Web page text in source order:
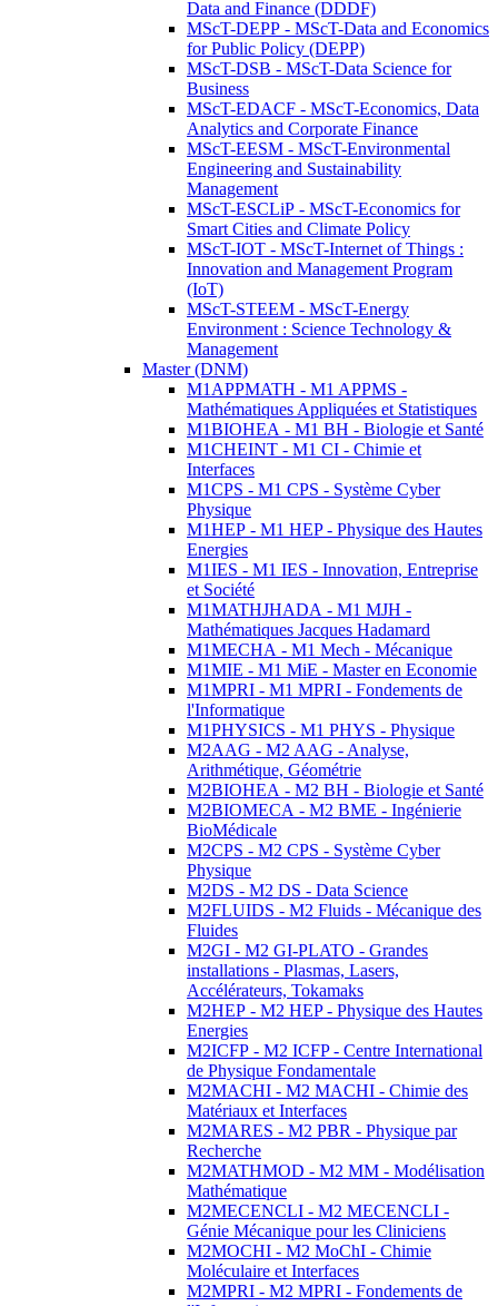
Data and Finance (DDDF)
MScT-DEPP - MScT-Data and Economics
for Public Policy (DEPP)
MScT-DSB - MScT-Data Science for
Business
MScT-EDACF - MScT-Economics, Data
Analytics and Corporate Finance
MScT-EESM - MScT-Environmental
Engineering and Sustainability
Management
MScT-ESCLiP - MScT-Economics for
Smart Cities and Climate Policy
MScT-IOT - MScT-Internet of Things :
Innovation and Management Program
(IoT)
MScT-STEEM - MScT-Energy
Environment : Science Technology &
Management
Master (DNM)
M1APPMATH - M1 APPMS -
Mathématiques Appliquées et Statistiques
M1BIOHEA - M1 BH - Biologie et Santé
M1CHEINT - M1 CI - Chimie et
Interfaces
M1CPS - M1 CPS - Système Cyber
Physique
M1HEP - M1 HEP - Physique des Hautes
Energies
M1IES - M1 IES - Innovation, Entreprise
et Société
M1MATHJHADA - M1 MJH -
Mathématiques Jacques Hadamard
M1MECHA - M1 Mech - Mécanique
M1MIE - M1 MiE - Master en Economie
M1MPRI - M1 MPRI - Fondements de
l'Informatique
M1PHYSICS - M1 PHYS - Physique
M2AAG - M2 AAG - Analyse,
Arithmétique, Géométrie
M2BIOHEA - M2 BH - Biologie et Santé
M2BIOMECA - M2 BME - Ingénierie
BioMédicale
M2CPS - M2 CPS - Système Cyber
Physique
M2DS - M2 DS - Data Science
M2FLUIDS - M2 Fluids - Mécanique des
Fluides
M2GI - M2 GI-PLATO - Grandes
installations - Plasmas, Lasers,
Accélérateurs, Tokamaks
M2HEP - M2 HEP - Physique des Hautes
Energies
M2ICFP - M2 ICFP - Centre International
de Physique Fondamentale
M2MACHI - M2 MACHI - Chimie des
Matériaux et Interfaces
M2MARES - M2 PBR - Physique par
Recherche
M2MATHMOD - M2 MM - Modélisation
Mathématique
M2MECENCLI - M2 MECENCLI -
Génie Mécanique pour les Cliniciens
M2MOCHI - M2 MoChI - Chimie
Moléculaire et Interfaces
M2MPRI - M2 MPRI - Fondements de